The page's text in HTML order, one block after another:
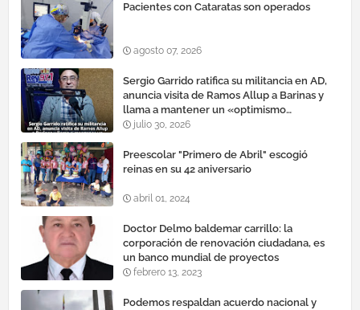
Pacientes con Cataratas son operados
agosto 07, 2026
Sergio Garrido ratifica su militancia en AD,
anuncia visita de Ramos Allup a Barinas y
llama a mantener un «optimismo
cauteloso»
julio 30, 2026
Preescolar "Primero de Abril" escogió
reinas en su 42 aniversario
abril 01, 2024
Doctor Delmo baldemar carrillo: la
corporación de renovación ciudadana, es
un banco mundial de proyectos
febrero 13, 2023
Podemos respaldan acuerdo nacional y